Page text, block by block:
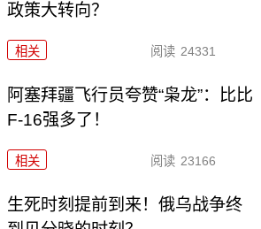
政策大转向？
相关 阅读 24331
阿塞拜疆飞行员夸赞“枭龙”：比比
F-16强多了！
相关 阅读 23166
生死时刻提前到来！俄乌战争终